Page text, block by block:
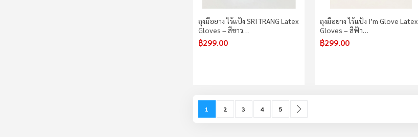
ถุงมือยาง ไร้แป้ง SRI TRANG Latex
Gloves – สีขาว…
฿299.00
ถุงมือยาง ไร้แป้ง I’m Glove Latex
Gloves – สีฟ้า…
฿299.00
You're currently reading page
1 Page
2 Page
3 Page
4 Page
5